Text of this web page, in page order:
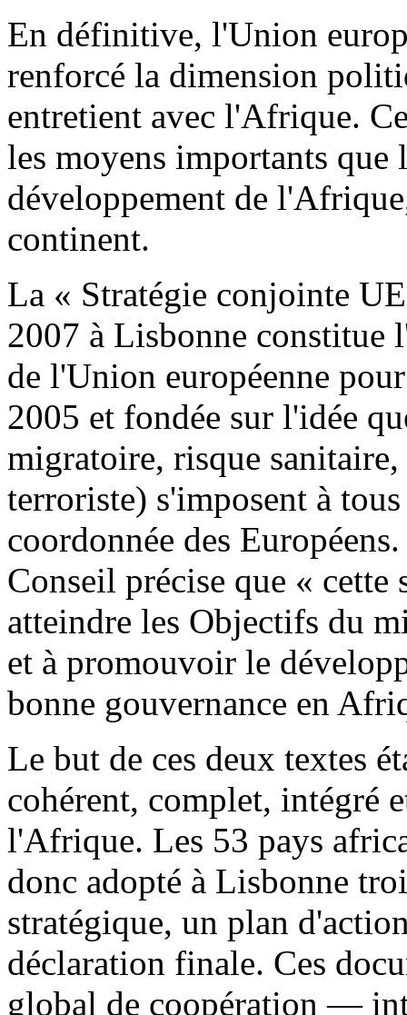
En définitive, l'Union
renforcé la dimension
entretient avec l'Afrique.
les moyens importants que
développement de
continent.
La « Stratégie conjointe
2007 à Lisbonne constitue
de l'Union européenne
2005 et fondée sur l'idée
migratoire, risque
terroriste) s'imposent à
coordonnée des
Conseil précise que « cette
atteindre les Objectifs du
et à promouvoir le
bonne gouvernance en
Le but de ces deux textes
cohérent, complet, intégré
l'Afrique. Les 53 pays
donc adopté à Lisbonne
stratégique, un plan
déclaration finale. Ces
global de coopération —